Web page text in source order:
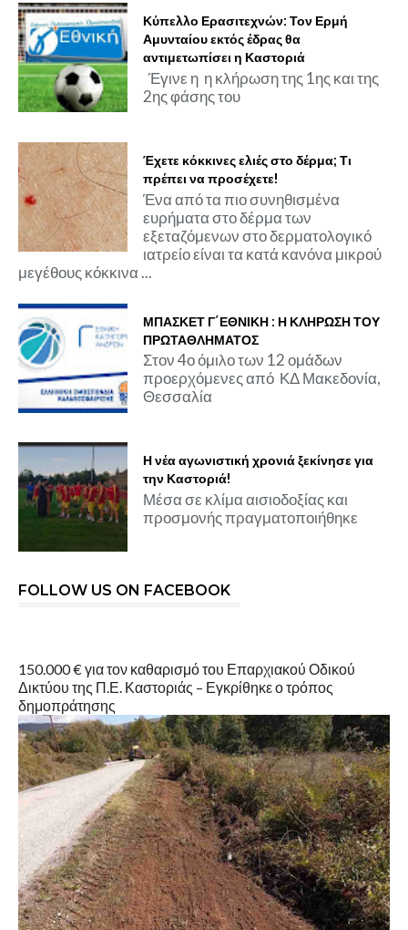
Κύπελλο Ερασιτεχνών: Τον Ερμή
Αμυνταίου εκτός έδρας θα
αντιμετωπίσει η Καστοριά
Έγινε η η κλήρωση της 1ης και της
2ης φάσης του
Έχετε κόκκινες ελιές στο δέρμα; Τι
πρέπει να προσέχετε!
Ένα από τα πιο συνηθισμένα
ευρήματα στο δέρμα των
εξεταζόμενων στο δερματολογικό
ιατρείο είναι τα κατά κανόνα μικρού
μεγέθους κόκκινα ...
ΜΠΑΣΚΕΤ Γ΄ΕΘΝΙΚΗ : Η ΚΛΗΡΩΣΗ ΤΟΥ
ΠΡΩΤΑΘΛΗΜΑΤΟΣ
Στον 4ο όμιλο των 12 ομάδων
προερχόμενες από ΚΔ Μακεδονία,
Θεσσαλία
Η νέα αγωνιστική χρονιά ξεκίνησε για
την Καστοριά!
Μέσα σε κλίμα αισιοδοξίας και
προσμονής πραγματοποιήθηκε
FOLLOW US ON FACEBOOK
150.000 € για τον καθαρισμό του Επαρχιακού Οδικού
Δικτύου της Π.Ε. Καστοριάς – Εγκρίθηκε ο τρόπος
δημοπράτησης